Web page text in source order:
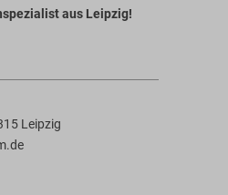
aus Leipzig!
Leipzig